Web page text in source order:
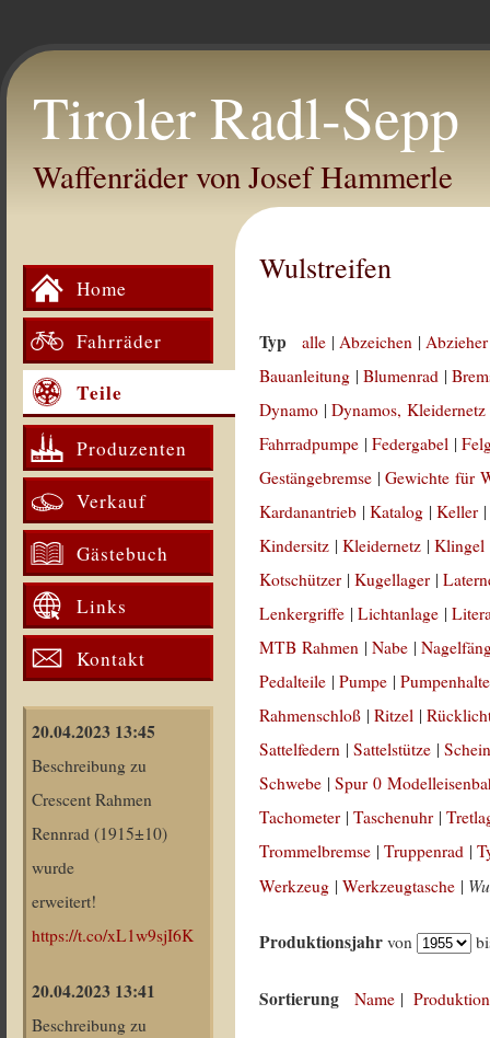
Tiroler Radl-Sepp
Waffenräder von Josef Hammerle
Home
Fahrräder
Teile
Produzenten
Verkauf
Gästebuch
Links
Kontakt
20.04.2023 13:45
Beschreibung zu
Crescent Rahmen
Rennrad (1915±10)
wurde
erweitert!
https://t.co/xL1w9sjI6K
20.04.2023 13:41
Beschreibung zu
Wulstreifen
Typ alle |Abzeichen |
Bauanleitung |Blumenrad |
Dynamo |Dynamos, Kleidernetz
Fahrradpumpe |Federgabel |
Gestängebremse |Gewichte für
Kardanantrieb |Katalog |Keller
Kindersitz |Kleidernetz |Klingel
Kotschützer |Kugellager |
Lenkergriffe |Lichtanlage |
MTB Rahmen |Nabe |
Pedalteile |Pumpe |
Rahmenschloß |Ritzel |
Sattelfedern |Sattelstütze |
Schwebe |Spur 0
Tachometer |Taschenuhr |
Trommelbremse |Truppenrad |
Werkzeug |Werkzeugtasche |
Produktionsjahr von
Sortierung Name |